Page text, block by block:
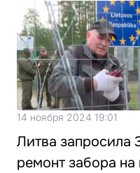
14 ноября 2024 19:01
Литва запросила
ремонт забора